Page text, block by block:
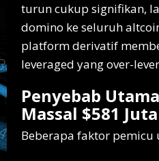
turun cukup signifikan,
domino ke seluruh
platform derivatif
leveraged yang over-
Penyebab
Massal $581 Juta
Beberapa faktor pemicu